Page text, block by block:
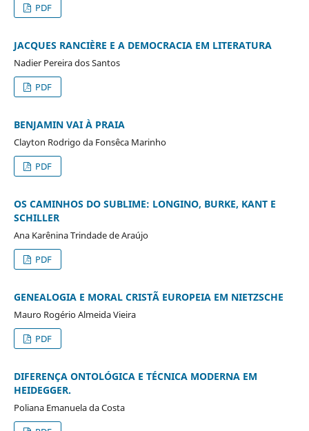
PDF
JACQUES RANCIÈRE E A DEMOCRACIA EM LITERATURA
Nadier Pereira dos Santos
PDF
BENJAMIN VAI À PRAIA
Clayton Rodrigo da Fonsêca Marinho
PDF
OS CAMINHOS DO SUBLIME: LONGINO, BURKE, KANT E
SCHILLER
Ana Karênina Trindade de Araújo
PDF
GENEALOGIA E MORAL CRISTÃ EUROPEIA EM NIETZSCHE
Mauro Rogério Almeida Vieira
PDF
DIFERENÇA ONTOLÓGICA E TÉCNICA MODERNA EM
HEIDEGGER.
Poliana Emanuela da Costa